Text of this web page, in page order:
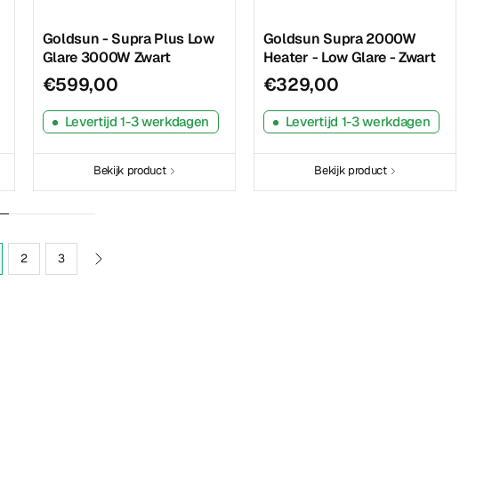
Goldsun - Supra Plus Low
Glare 3000W Zwart
€599,00
Levertijd 1-3 werkdagen
Bekijk product
Goldsun Supra 2000W
Heater - Low Glare - Zwart
€329,00
Levertijd 1-3 werkdagen
Bekijk product
2 3